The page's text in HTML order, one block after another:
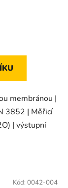
membránou |
3852 | Měřicí
| výstupní
Kód: 0042-004